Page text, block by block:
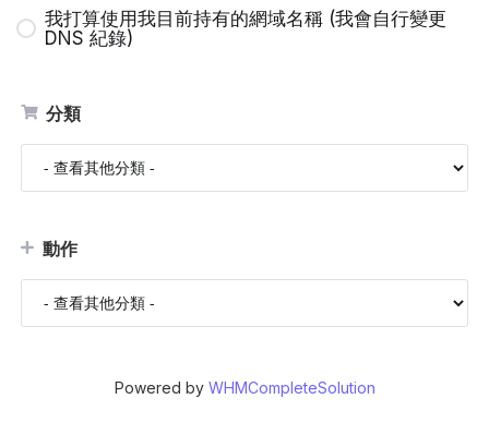
分類
動作
我打算使用我目前持有的網域名稱 (我會自行變更
DNS 紀錄)
Powered by WHMCompleteSolution